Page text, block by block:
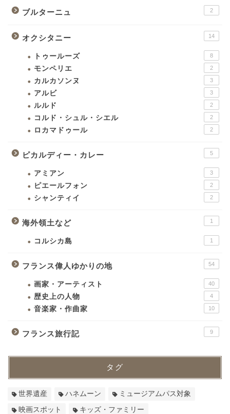
ブルターニュ 2
オクシタニー 14
トゥールーズ 8
モンペリエ 2
カルカソンヌ 3
アルビ 3
ルルド 2
コルド・シュル・シエル 2
ロカマドゥール 2
ピカルディー・カレー 5
アミアン 3
ピエールフォン 2
シャンティイ 2
海外領土など 1
コルシカ島 1
フランス偉人ゆかりの地 54
画家・アーティスト 40
歴史上の人物 4
音楽家・作曲家 10
フランス旅行記 9
タグ
世界遺産 ハネムーン ミュージアムパス対象
映画スポット キッズ・ファミリー